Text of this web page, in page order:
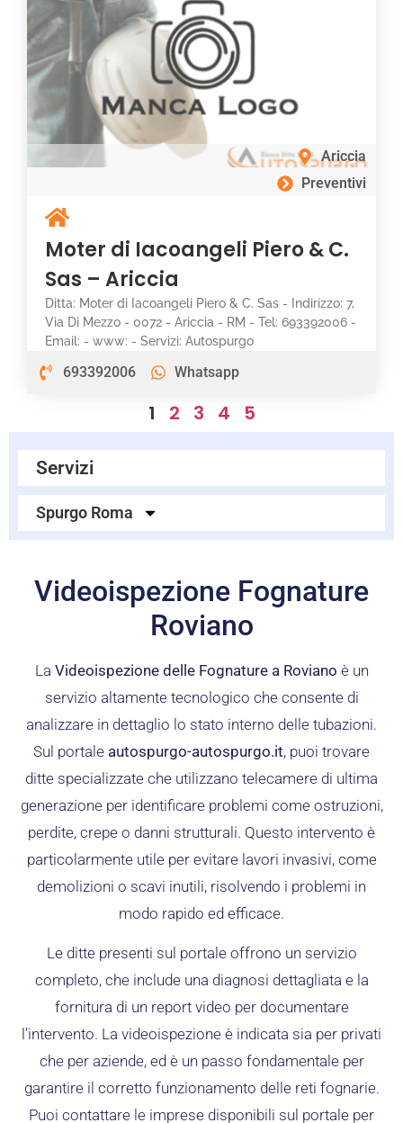
Ariccia
Preventivi
Moter di Iacoangeli Piero & C.
Sas – Ariccia
Ditta: Moter di Iacoangeli Piero & C. Sas - Indirizzo: 7,
Via Di Mezzo - 0072 - Ariccia - RM - Tel: 693392006 -
Email: - www: - Servizi: Autospurgo
693392006 Whatsapp
1 2 3 4 5
Servizi
Spurgo Roma
Videoispezione Fognature
Roviano
La Videoispezione delle Fognature a Roviano è un
servizio altamente tecnologico che consente di
analizzare in dettaglio lo stato interno delle tubazioni.
Sul portale autospurgo-autospurgo.it, puoi trovare
ditte specializzate che utilizzano telecamere di ultima
generazione per identificare problemi come ostruzioni,
perdite, crepe o danni strutturali. Questo intervento è
particolarmente utile per evitare lavori invasivi, come
demolizioni o scavi inutili, risolvendo i problemi in
modo rapido ed efficace.
Le ditte presenti sul portale offrono un servizio
completo, che include una diagnosi dettagliata e la
fornitura di un report video per documentare
l’intervento. La videoispezione è indicata sia per privati
che per aziende, ed è un passo fondamentale per
garantire il corretto funzionamento delle reti fognarie.
Puoi contattare le imprese disponibili sul portale per